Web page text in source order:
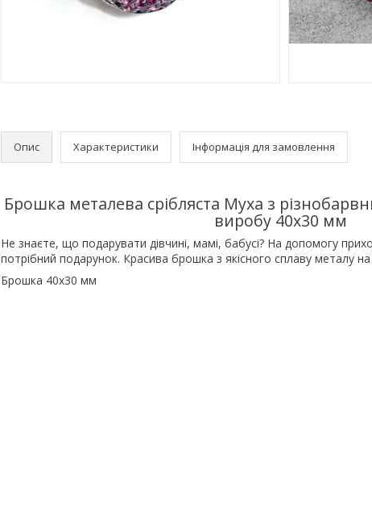
Опис Характеристики Інформація для замовлення
Брошка металева срібляста Муха з
виробу 40х30 мм
Не знаєте, що подарувати дівчині, мамі, бабусі? На допомогу
потрібний подарунок. Красива брошка з якісного сплаву металу
Брошка 40х30 мм